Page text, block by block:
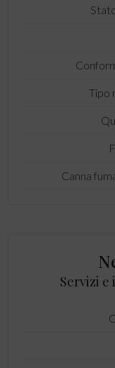
Tipo
Canna
Servizi